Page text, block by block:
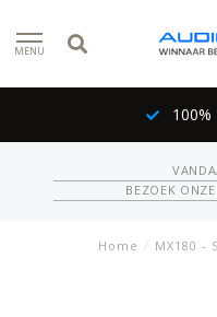
MENU
BEZOEK
Home / MX180